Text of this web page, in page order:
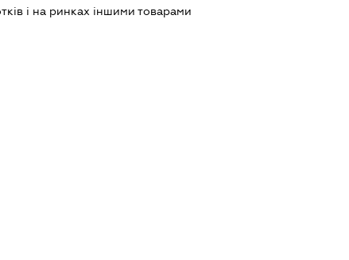
і на ринках іншими товарами